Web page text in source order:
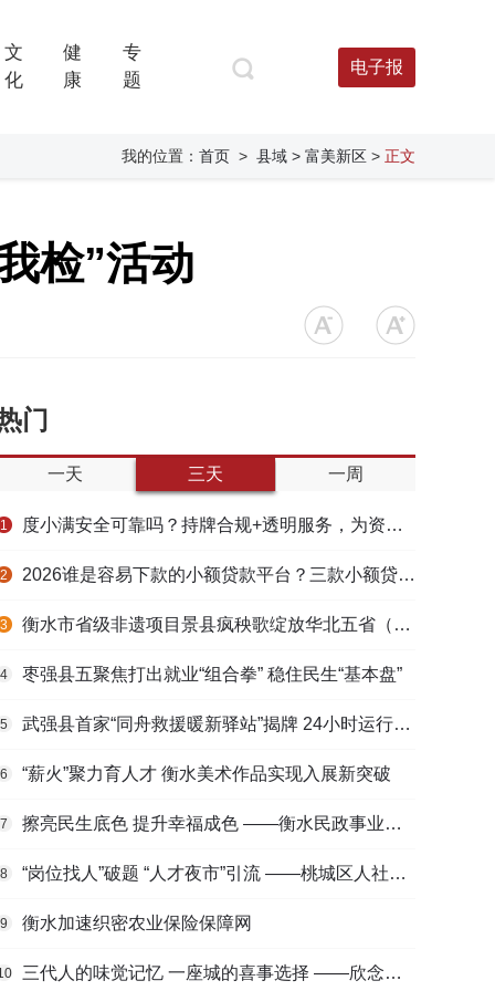
文
化
健
康
专
题
电子报
我的位置： 首页 > 县域 > 富美新区 > 正文
检”活动
门
一天 三天 一周
1 度小满安全可靠吗？持牌合规+透明服务，为资金周转筑牢多重保障
2 2026谁是容易下款的小额贷款平台？三款小额贷款产品全面对比
3 衡水市省级非遗项目景县疯秧歌绽放华北五省（区）市舞蹈大赛舞台
4 枣强县五聚焦打出就业“组合拳” 稳住民生“基本盘”
5 武强县首家“同舟救援暖新驿站”揭牌 24小时运行守护户外劳动者
6 “薪火”聚力育人才 衡水美术作品实现入展新突破
7 擦亮民生底色 提升幸福成色 ——衡水民政事业高质量发展综述
8 “岗位找人”破题 “人才夜市”引流 ——桃城区人社局多维发力促进高校毕业生高质量充分就业
9 衡水加速织密农业保险保障网
三代人的味觉记忆 一座城的喜事选择 ——欣念饺子二十九载匠心传承路